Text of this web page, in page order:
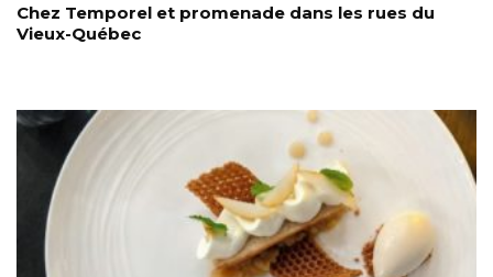
Chez Temporel et promenade dans les rues du
Vieux-Québec